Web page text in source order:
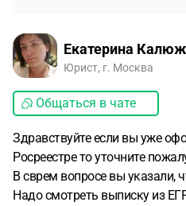
Екатерина
Юрист, г. Москва
Общаться в чате
Здравствуйте если вы уже
Росреестре то уточните
В сврем вопросе вы указали,
Надо смотреть выписку из